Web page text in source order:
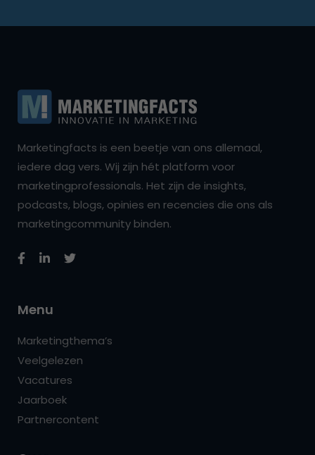
Marketingfacts is een beetje van ons allemaal,
iedere dag vers. Wij zijn hét platform voor
marketingprofessionals. Het zijn de insights,
podcasts, blogs, opinies en recencies die ons als
marketingcommunity binden.
Menu
Marketingthema’s
Veelgelezen
Vacatures
Jaarboek
Partnercontent